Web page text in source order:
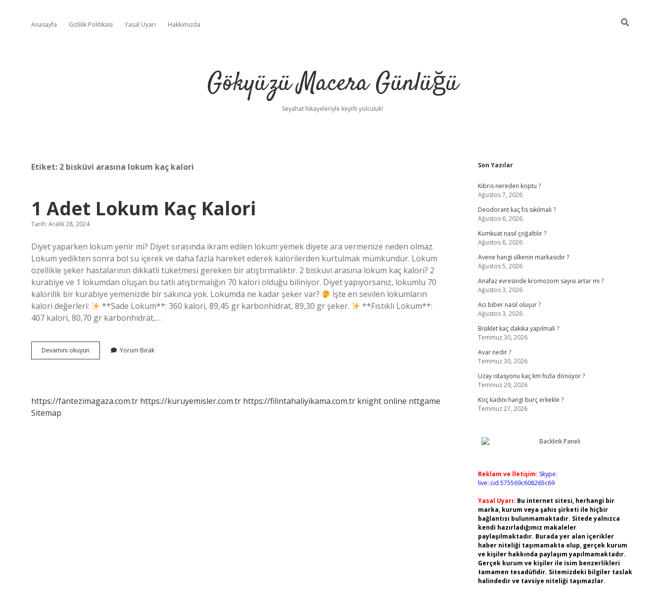
Anasayfa Gizlilik Politikası Yasal Uyarı Hakkımızda
Gökyüzü Macera Günlüğü
Seyahat hikayeleriyle keyifli yolculuk!
Etiket: 2 bisküvi arasına lokum kaç kalori
1 Adet Lokum Kaç Kalori
Tarih: Aralık 28, 2024
Diyet yaparken lokum yenir mi? Diyet sırasında ikram edilen lokum yemek diyete ara vermenize neden olmaz.
Lokum yedikten sonra bol su içerek ve daha fazla hareket ederek kalorilerden kurtulmak mümkündür. Lokum
özellikle şeker hastalarının dikkatli tüketmesi gereken bir atıştırmalıktır. 2 bisküvi arasına lokum kaç kalori? 2
kurabiye ve 1 lokumdan oluşan bu tatlı atıştırmalığın 70 kalori olduğu biliniyor. Diyet yapıyorsanız, lokumlu 70
kalorilik bir kurabiye yemenizde bir sakınca yok. Lokumda ne kadar şeker var?
İşte en sevilen lokumların
kalori değerleri:
**Sade Lokum**: 360 kalori, 89,45 gr karbonhidrat, 89,30 gr şeker.
**Fıstıklı Lokum**:
407 kalori, 80,70 gr karbonhidrat,…
Devamını okuyun
Adet
Yorum Bırak
https://fantezimagaza.com.tr https://kuruyemisler.com.tr https://filintahaliyikama.com.tr knight online nttgame
Sitemap
Sidebar
Son Yazılar
Kıbrıs nereden koptu ?
Ağustos 7, 2026
Deodorant kaç fıs sıkılmalı ?
Ağustos 6, 2026
Kumkuat nasıl çoğaltılır ?
Ağustos 6, 2026
Avene hangi ülkenin markasıdır ?
Ağustos 5, 2026
Anafaz evresinde kromozom sayısı artar mı ?
Ağustos 3, 2026
Acı biber nasıl oluşur ?
Ağustos 3, 2026
Bisiklet kaç dakika yapılmalı ?
Temmuz 30, 2026
Avar nedir ?
Temmuz 30, 2026
Uzay istasyonu kaç km hızla dönüyor ?
Temmuz 29, 2026
Koç kadını hangi burç erkekle ?
Temmuz 27, 2026
Reklam ve İletişim: Skype:
live:.cid.575569c608265c69
Yasal Uyarı: Bu internet sitesi, herhangi bir
marka, kurum veya şahıs şirketi ile hiçbir
bağlantısı bulunmamaktadır. Sitede yalnızca
kendi hazırladığımız makaleler
paylaşılmaktadır. Burada yer alan içerikler
haber niteliği taşımamakta olup, gerçek kurum
ve kişiler hakkında paylaşım yapılmamaktadır.
Gerçek kurum ve kişiler ile isim benzerlikleri
tamamen tesadüfidir. Sitemizdeki bilgiler taslak
halindedir ve tavsiye niteliği taşımazlar.